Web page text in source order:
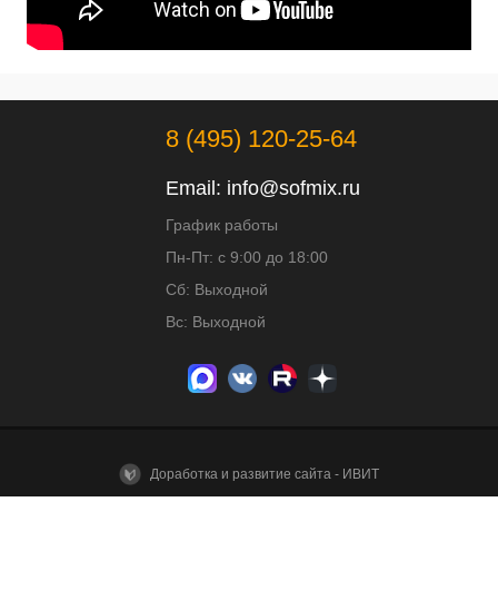
8 (495) 120-25-64
Email: info@sofmix.ru
График работы
Пн-Пт: с 9:00 до 18:00
Сб: Выходной
Вс: Выходной
Доработка и развитие сайта - ИВИТ